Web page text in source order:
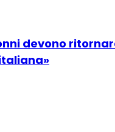
devono